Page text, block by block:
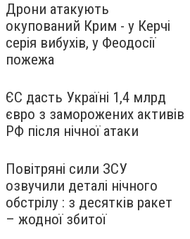
Дрони атакують
окупований Крим - у Керчі
серія вибухів, у Феодосії
пожежа
ЄС дасть Україні 1,4 млрд
євро з заморожених активів
РФ після нічної атаки
Повітряні сили ЗСУ
озвучили деталі нічного
обстрілу : з десятків ракет
– жодної збитої